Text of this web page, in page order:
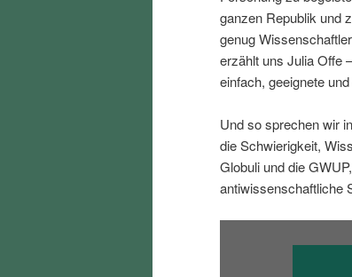
s
p
i
n
l
t
p
r
ganzen Republik und
genug
erzählt uns Julia Offe
einfach, geeignete
Und so sprechen wir
die Schwierigkeit,
Globuli und die
antiwissenschaftliche